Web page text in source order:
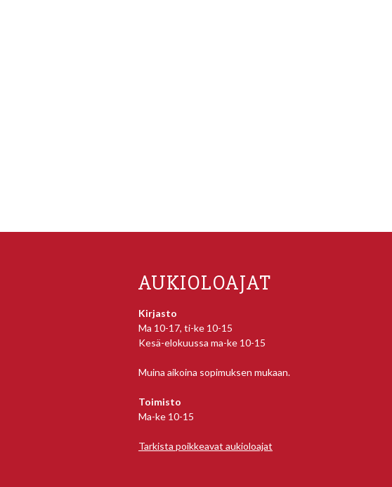
AUKIOLOAJAT
Kirjasto
Ma 10-17, ti-ke 10-15
Kesä-elokuussa ma-ke 10-15
Muina aikoina sopimuksen mukaan.
Toimisto
Ma-ke 10-15
Tarkista poikkeavat aukioloajat